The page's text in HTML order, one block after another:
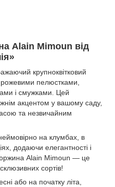
Alain Mimoun від
крупноквітковий
пелюстками,
і смужками. Цей
акцентом у вашому саду,
та незвичайним
на клумбах, в
додаючи елегантності і
Alain Mimoun — це
сортів!
або на початку літа,